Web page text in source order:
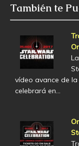
También te
vídeo avance de
celebrará en…